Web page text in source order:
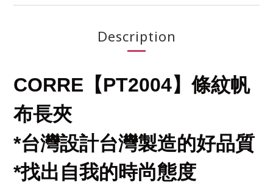
Description
CORRE【PT2004】條紋帆
布長夾
*台灣設計台灣製造的好品質
*找出自我的時尚態度